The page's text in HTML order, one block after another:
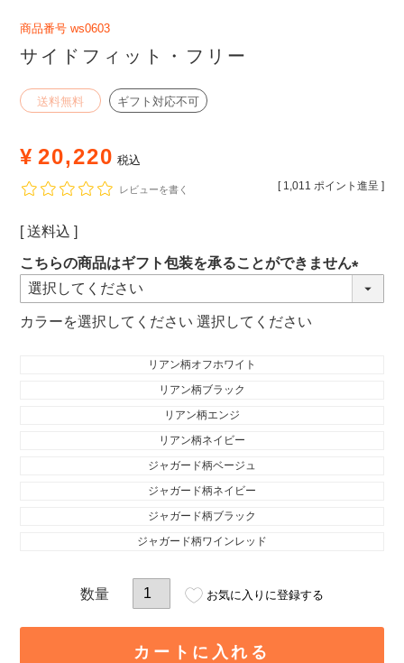
商品番号 ws0603
サイドフィット・フリー
送料無料 ギフト対応不可
¥ 20,220 税込
[ 1,011 ポイント進呈 ]
レビューを書く
送料込
こちらの商品はギフト包装を承ることができません
(必
カラー 選択してください
リアン柄オフホワイト
リアン柄ブラック
リアン柄エンジ
リアン柄ネイビー
ジャガード柄ベージュ
ジャガード柄ネイビー
ジャガード柄ブラック
ジャガード柄ワインレッド
お気に入りに登録する
カートに入れる